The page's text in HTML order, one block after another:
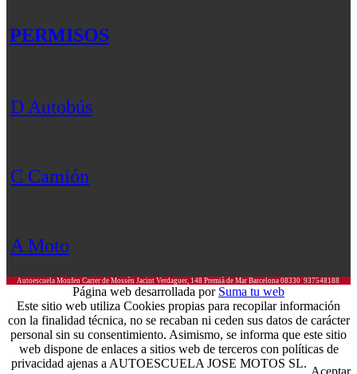
PERMISOS
D Autobús
C Camión
A Moto
Autoescuela Monfen Carrer de Mossèn Jacint Verdaguer, 148 Premià de Mar Barcelona 08330 937548188
Página web desarrollada por Suma tu web
Este sitio web utiliza Cookies propias para recopilar información
con la finalidad técnica, no se recaban ni ceden sus datos de carácter
personal sin su consentimiento. Asimismo, se informa que este sitio
web dispone de enlaces a sitios web de terceros con políticas de
privacidad ajenas a AUTOESCUELA JOSE MOTOS SL.